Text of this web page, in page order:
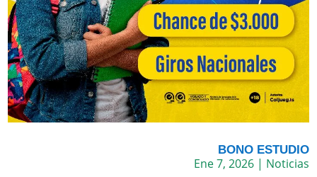
BONO ESTUDIO
Ene 7, 2026| Noticias